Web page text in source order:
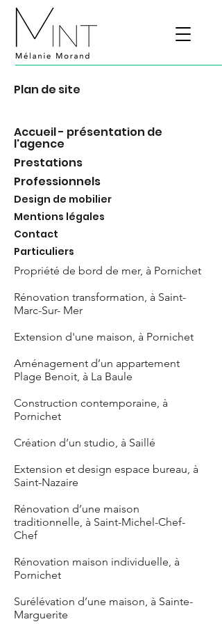
Plan de site
Accueil - présentation de
l'agence
Prestations
Professionnels
Design de mobilier
Mentions légales
Contact
Particuliers
Propriété de bord de mer, à Pornichet
Rénovation transformation, à Saint-
Marc-Sur- Mer
Extension d'une maison, à Pornichet
Aménagement d’un appartement
Plage Benoit, à La Baule
Construction contemporaine, à
Pornichet
Création d’un studio, à Saillé
Extension et design espace bureau, à
Saint-Nazaire
Rénovation d’une maison
traditionnelle, à Saint-Michel-Chef-
Chef
Rénovation maison individuelle, à
Pornichet
Surélévation d’une maison, à Sainte-
Marguerite